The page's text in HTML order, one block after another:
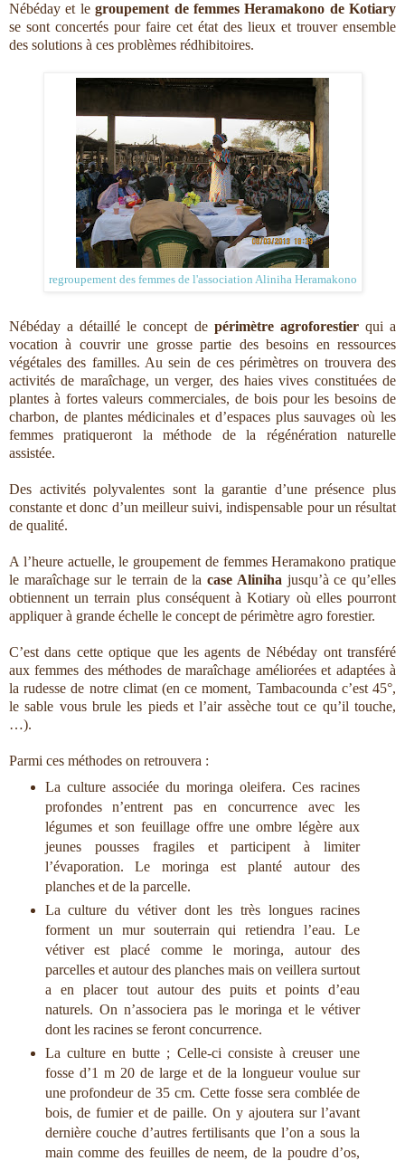
Nébéday et legroupement de femmes Heramakono de Kotiary
se sont concertés pour faire cet état des lieux et trouver ensemble
des solutions à ces problèmes rédhibitoires.
regroupement des femmes de l'association Aliniha Heramakono
Nébéday a détaillé le concept de périmètre agroforestierqui a
vocation à couvrir une grosse partie des besoins en ressources
végétales des familles. Au sein de ces périmètres on trouvera des
activités de maraîchage, un verger, des haies vives constituées de
plantes à fortes valeurs commerciales, de bois pour les besoins de
charbon, de plantes médicinales et d’espaces plus sauvages où les
femmes pratiqueront la méthode de la régénération naturelle
assistée.
Des activités polyvalentes sont la garantie d’une présence plus
constante et donc d’un meilleur suivi, indispensable pour un résultat
de qualité.
A l’heure actuelle, le groupement de femmes Heramakono pratique
le maraîchage sur le terrain de lacase Aliniha jusqu’à ce qu’elles
obtiennent un terrain plus conséquent à Kotiary où elles pourront
appliquer à grande échelle le concept de périmètre agro forestier.
C’est dans cette optique que les agents de Nébéday ont transféré
aux femmes des méthodes de maraîchage améliorées et adaptées à
la rudesse de notre climat (en ce moment, Tambacounda c’est 45°,
le sable vous brule les pieds et l’air assèche tout ce qu’il touche,
…).
Parmi ces méthodes on retrouvera :
La culture associée du moringa oleifera. Ces racines
profondes n’entrent pas en concurrence avec les
légumes et son feuillage offre une ombre légère aux
jeunes pousses fragiles et participent à limiter
l’évaporation. Le moringa est planté autour des
planches et de la parcelle.
La culture du vétiver dont les très longues racines
forment un mur souterrain qui retiendra l’eau. Le
vétiver est placé comme le moringa, autour des
parcelles et autour des planches mais on veillera surtout
a en placer tout autour des puits et points d’eau
naturels. On n’associera pas le moringa et le vétiver
dont les racines se feront concurrence.
La culture en butte ; Celle-ci consiste à creuser une
fosse d’1 m 20 de large et de la longueur voulue sur
une profondeur de 35 cm. Cette fosse sera comblée de
bois, de fumier et de paille. On y ajoutera sur l’avant
dernière couche d’autres fertilisants que l’on a sous la
main comme des feuilles de neem, de la poudre d’os,